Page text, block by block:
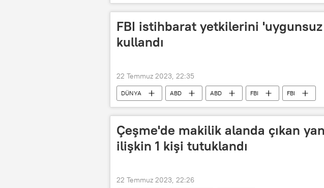
Yunanistan
FBI istihbarat yetkilerini
kullandı
22 Temmuz 2023, 22:35
DÜNYA ABD ABD FBI
FBI
Federal Soruşturma Bürosu (FBI)
Çeşme'de makilik alanda çıkan
ilişkin 1 kişi tutuklandı
22 Temmuz 2023, 22:26